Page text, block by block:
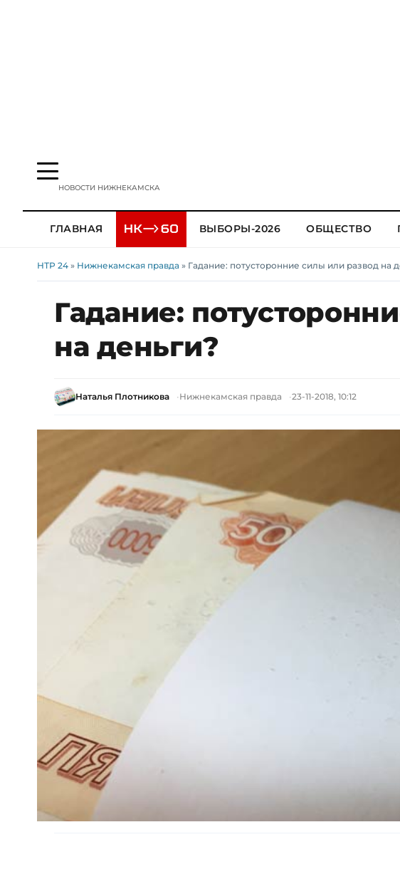
НОВОСТИ НИЖНЕКАМСКА
ГЛАВНАЯ ВЫБОРЫ-2026 ОБЩЕСТВО
НТР 24 » Нижнекамская правда » Гадание: потусторонние силы или развод на
Гадание:
на деньги?
Наталья Плотникова Нижнекамская правда 23-11-2018, 10:12